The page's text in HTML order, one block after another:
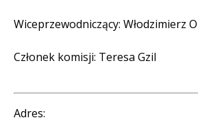
Wiceprzewodniczący: Włodzimierz
Członek komisji: Teresa Gzil
Adres: